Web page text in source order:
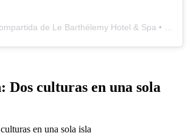
culturas en una sola